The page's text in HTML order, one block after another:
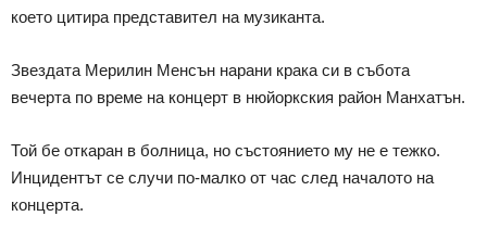
което цитира представител на музиканта.
Звездата Мерилин Менсън нарани крака си в събота
вечерта по време на концерт в нюйоркския район Манхатън.
Той бе откаран в болница, но състоянието му не е тежко.
Инцидентът се случи по-малко от час след началото на
концерта.